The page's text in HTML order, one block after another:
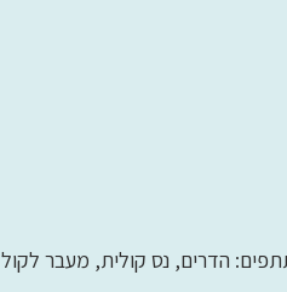
הדרים, נס קולית, מעבר לקול